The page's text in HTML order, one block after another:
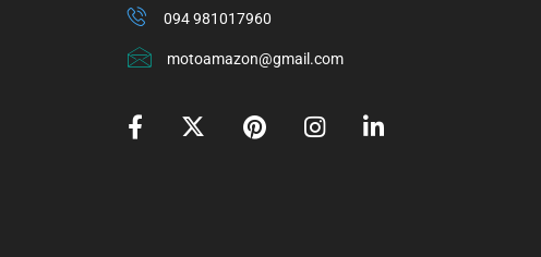
094 981017960
motoamazon@gmail.com